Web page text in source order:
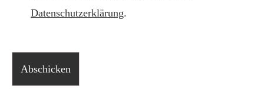
Datenschutzerklärung.